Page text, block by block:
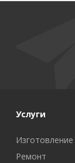
Услуги
Изготовление
Ремонт